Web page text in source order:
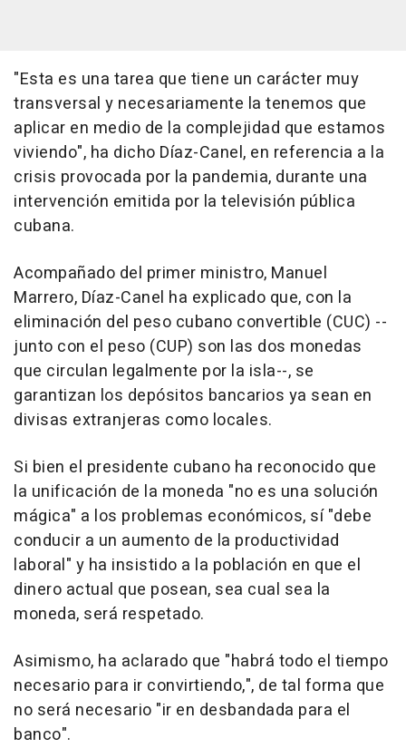
"Esta es una tarea que tiene un carácter muy
transversal y necesariamente la tenemos que
aplicar en medio de la complejidad que estamos
viviendo", ha dicho Díaz-Canel, en referencia a la
crisis provocada por la pandemia, durante una
intervención emitida por la televisión pública
cubana.
Acompañado del primer ministro, Manuel
Marrero, Díaz-Canel ha explicado que, con la
eliminación del peso cubano convertible (CUC) --
junto con el peso (CUP) son las dos monedas
que circulan legalmente por la isla--, se
garantizan los depósitos bancarios ya sean en
divisas extranjeras como locales.
Si bien el presidente cubano ha reconocido que
la unificación de la moneda "no es una solución
mágica" a los problemas económicos, sí "debe
conducir a un aumento de la productividad
laboral" y ha insistido a la población en que el
dinero actual que posean, sea cual sea la
moneda, será respetado.
Asimismo, ha aclarado que "habrá todo el tiempo
necesario para ir convirtiendo,", de tal forma que
no será necesario "ir en desbandada para el
banco".